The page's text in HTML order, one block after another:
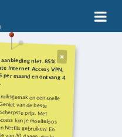
niet. 85%
Internet Access VPN,
maand en ontvang 4
en een snelle
Geniet van de beste
scherpste prijs. Met
kun je moeiteloos
Netflix gebruiken! En
van 30 dagen, dus je